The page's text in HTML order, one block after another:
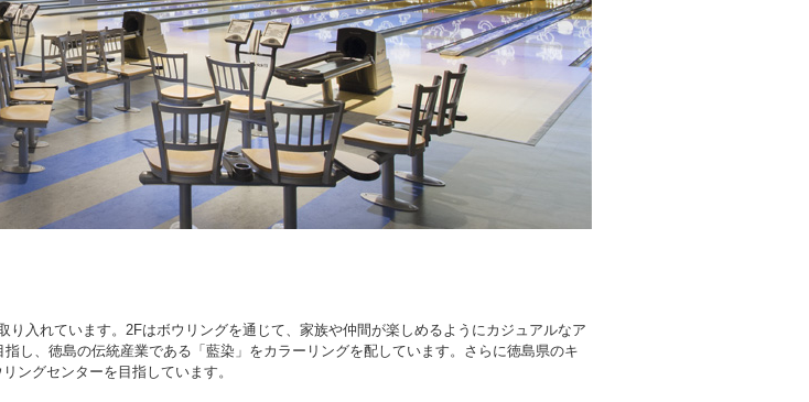
入れています。2Fはボウリングを通じて、家族や仲間が楽しめるようにカジュアルなア
し、徳島の伝統産業である「藍染」をカラーリングを配しています。さらに徳島県のキ
ングセンターを目指しています。